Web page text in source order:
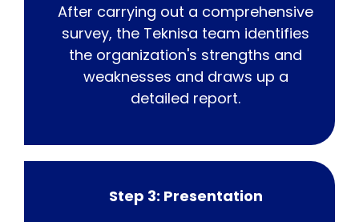
After carrying out a comprehensive
survey, the Teknisa team identifies
the organization's strengths and
weaknesses and draws up a
detailed report.
Step 3: Presentation